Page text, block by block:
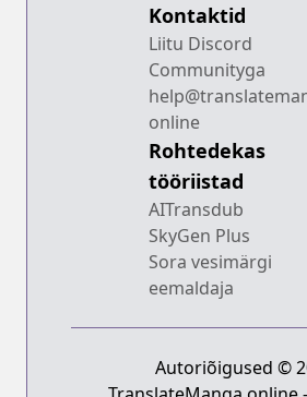
Kontaktid
Liitu Discord
Communityga
online
Rohtedekas
tööriistad
AITransdub
SkyGen Plus
Sora vesimärgi
eemaldaja
Autoriõigused ©